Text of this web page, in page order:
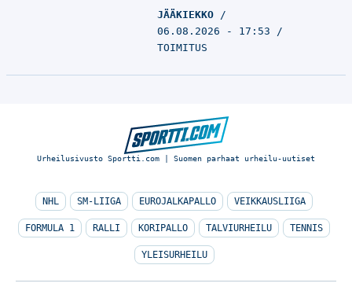
JÄÄKIEKKO
06.08.2026 - 17:53
TOIMITUS
Urheilusivusto Sportti.com | Suomen parhaat urheilu-uutiset
NHL SM-LIIGA EUROJALKAPALLO VEIKKAUSLIIGA
FORMULA 1 RALLI KORIPALLO TALVIURHEILU TENNIS
YLEISURHEILU